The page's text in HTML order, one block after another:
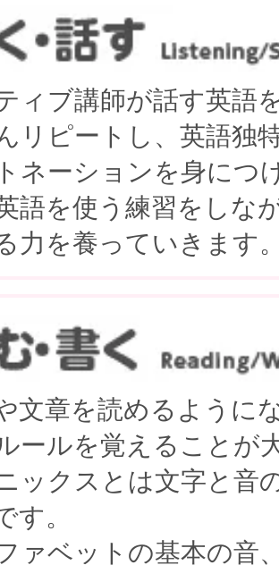
ィブ講師が話す英語
リピートし、英語独
ネーションを身につ
語を使う練習をしな
力を養っていきます
文章を読めるように
ールを覚えることが
ックスとは文字と音
す。
ァベットの基本の音